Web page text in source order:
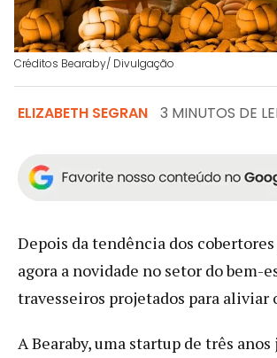
Créditos Bearaby/ Divulgação
ELIZABETH SEGRAN 3 MINUTOS DE
Depois da tendência dos cobertores
agora a novidade no setor do bem-
travesseiros projetados para aliviar
A Bearaby, uma startup de três anos